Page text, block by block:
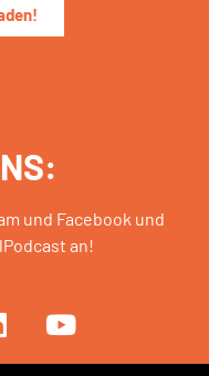
und Facebook und
an!